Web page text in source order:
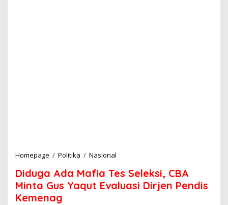
Homepage / Politika / Nasional
d
u
g
Diduga Ada Mafia Tes Seleksi, CBA
Minta Gus Yaqut Evaluasi Dirjen Pendis
Kemenag